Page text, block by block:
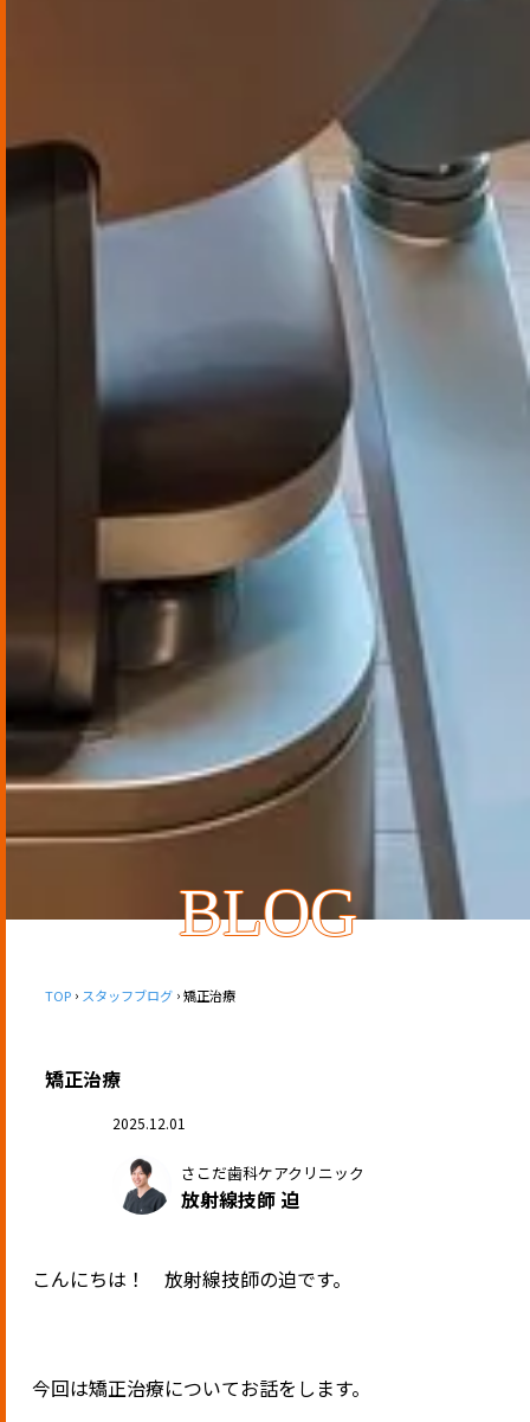
BLOG
TOP スタッフブログ 矯正治療
矯正治療
2025.12.01
さこだ歯科ケアクリニック
放射線技師 迫
こんにちは！ 放射線技師の迫です。
今回は矯正治療についてお話をします。